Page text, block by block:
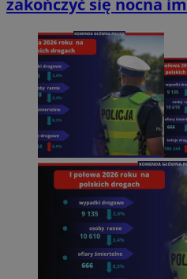
zakończyć się nocna